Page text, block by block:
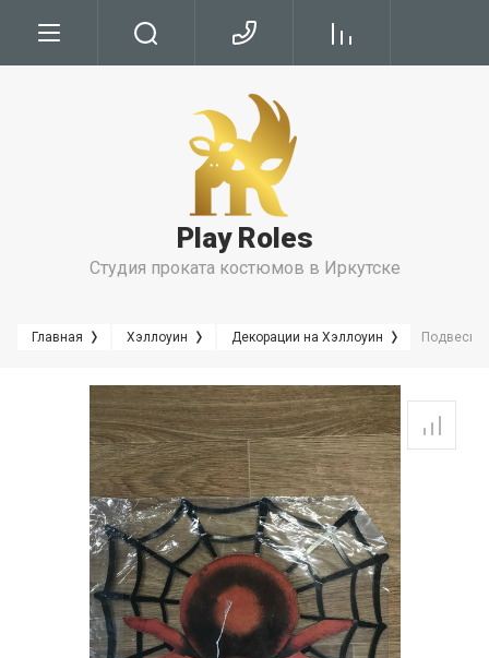
Условия Бронирования
Play Roles
Студия проката костюмов в Иркутске
Главная Хэллоуин Декорации на Хэллоуин